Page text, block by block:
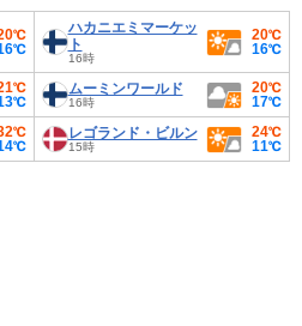
ハカニエミマーケッ
ト
16時
20℃
16℃
ムーミンワールド
16時
20℃
17℃
レゴランド・ビルン
15時
24℃
11℃